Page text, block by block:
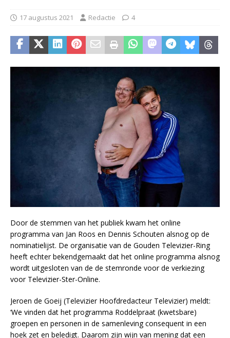
17 augustus 2021 Redactie 4
Door de stemmen van het publiek kwam het online
programma van Jan Roos en Dennis Schouten alsnog op de
nominatielijst. De organisatie van de Gouden Televizier-Ring
heeft echter bekendgemaakt dat het online programma alsnog
wordt uitgesloten van de de stemronde voor de verkiezing
voor Televizier-Ster-Online.
Jeroen de Goeij (Televizier Hoofdredacteur Televizier) meldt:
‘We vinden dat het programma Roddelpraat (kwetsbare)
groepen en personen in de samenleving consequent in een
hoek zet en beledigt. Daarom zijn wijn van mening dat een